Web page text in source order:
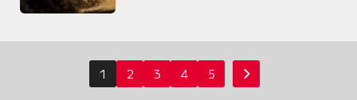
1 2 3 4 5 次へ